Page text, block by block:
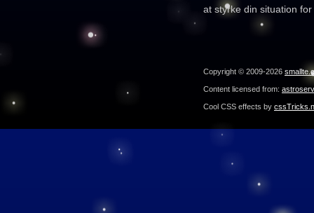
at styrke din situation
Copyright © 2009-2026
Content licensed from:
Cool CSS effects by